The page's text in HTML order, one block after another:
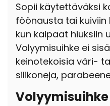
Sopii käytettäväksi
föönausta tai kuiviin
kun kaipaat hiuksiin
Volyymisuihke ei
keinotekoisia väri-
silikoneja,